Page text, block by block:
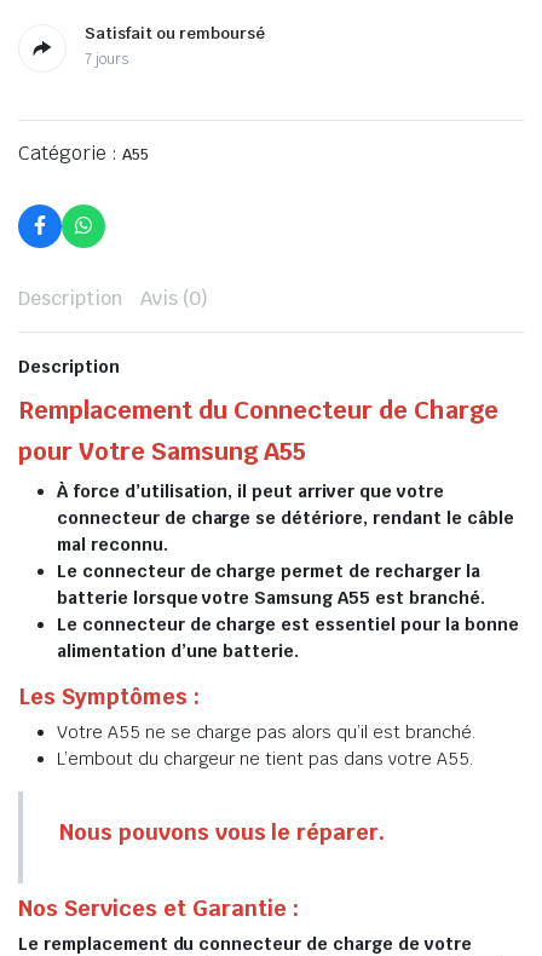
Satisfait ou remboursé
7 jours
Catégorie : A55
Description Avis (0)
Description
Remplacement du Connecteur de Charge
pour Votre Samsung A55
À force d’utilisation, il peut arriver que votre
connecteur de charge se détériore, rendant le câble
mal reconnu.
Le connecteur de charge permet de recharger la
batterie lorsque votre Samsung A55 est branché.
Le connecteur de charge est essentiel pour la bonne
alimentation d’une batterie.
Les Symptômes :
Votre A55 ne se charge pas alors qu’il est branché.
L’embout du chargeur ne tient pas dans votre A55.
Nous pouvons vous le réparer.
Nos Services et Garantie :
Le remplacement du connecteur de charge de votre